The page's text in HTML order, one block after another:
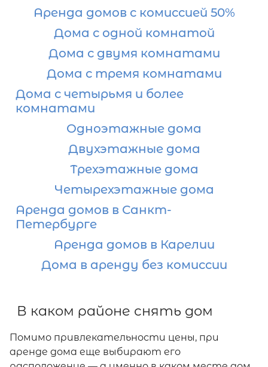
Аренда домов с комиссией 50%
Дома с одной комнатой
Дома с двумя комнатами
Дома с тремя комнатами
Дома с четырьмя и более
комнатами
Одноэтажные дома
Двухэтажные дома
Трехэтажные дома
Четырехэтажные дома
Аренда домов в Санкт-
Петербурге
Аренда домов в Карелии
Дома в аренду без комиссии
В каком районе снять дом
Помимо привлекательности цены, при
аренде дома еще выбирают его